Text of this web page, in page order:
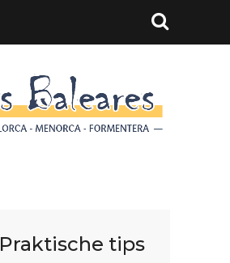
Praktische tips